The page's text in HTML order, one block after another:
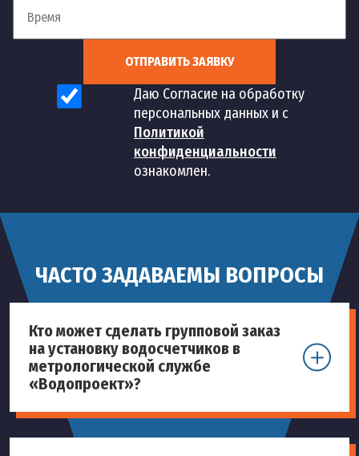
ОТПРАВИТЬ ЗАЯВКУ
Даю Согласие на обработку
персональных данных и с
Политикой
конфиденциальности
ознакомлен.
ЧАСТО ЗАДАВАЕМЫ ВОПРОСЫ
Кто может сделать групповой заказ
на установку водосчетчиков в
метрологической службе
«Водопроект»?